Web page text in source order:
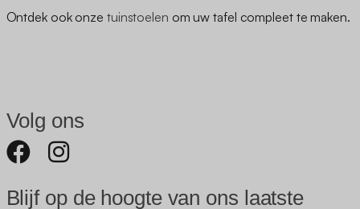
Ontdek ook onze tuinstoelen om uw tafel compleet te maken.
Volg ons
Blijf op de hoogte van ons laatste